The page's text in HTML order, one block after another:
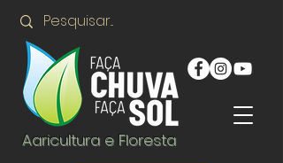
Agricultura e Floresta